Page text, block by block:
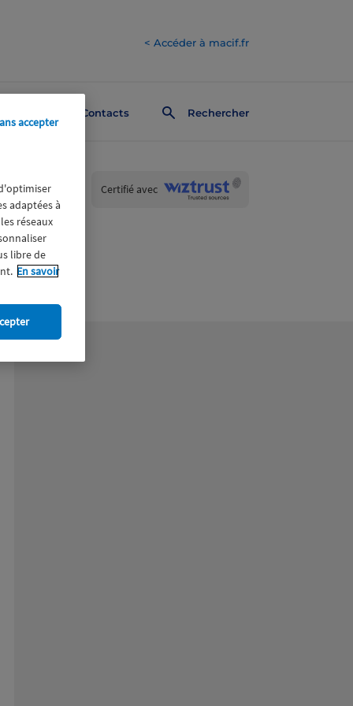
< Accéder à macif.fr
Contacts Rechercher
Certifié avecWiztrust
trusted
adaptées à
réseaux
libre de
En savoir
accepter